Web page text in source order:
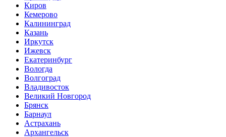
Киров
Кемерово
Калининград
Казань
Иркутск
Ижевск
Екатеринбург
Вологда
Волгоград
Владивосток
Великий Новгород
Брянск
Барнаул
Астрахань
Архангельск